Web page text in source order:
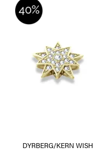
DYRBERG/KERN WISH